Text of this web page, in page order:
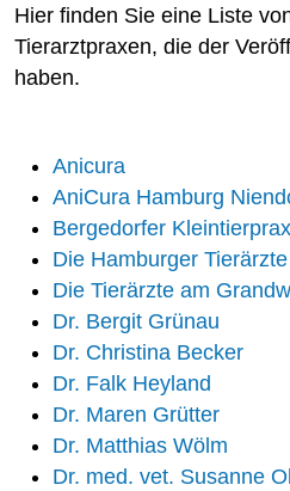
Hier finden Sie eine Liste
Tierarztpraxen, die der
haben.
Anicura
AniCura Hamburg
Bergedorfer
Die Hamburger Tierärzte
Die Tierärzte am
Dr. Bergit Grünau
Dr. Christina Becker
Dr. Falk Heyland
Dr. Maren Grütter
Dr. Matthias Wölm
Dr. med. vet. Susanne